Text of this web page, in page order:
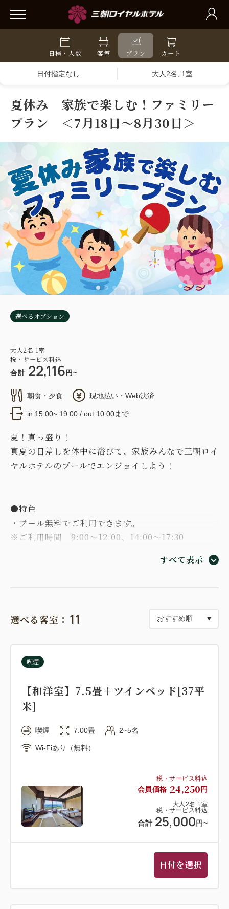
日程・人数 客室 プラン カート
日付指定なし 大人2名, 1室
夏休み 家族で楽しむ！ファミリー
プラン ＜7月18日～8月30日＞
選べるオプション
大人2名 1室
税・サービス料込
合計 22,116 円~
朝食・夕食 現地払い・Web決済
in 15:00~ 19:00 / out 10:00まで
夏！真っ盛り！
真夏の日差しを体中に浴びて、家族みんなで三朝ロイ
ヤルホテルのプールでエンジョイしよう！
●特色
・プール無料でご利用できます。
※ご利用時間 9:00～12:00、14:00～17:30
・家族ゲーム無料貸し出し ※当日先着順
・ご希望の際はご予約時に下記より希望開始時間をお
＜15:00～23:00、翌朝6:00～8:00まで毎時00分より
●ご夕食＜ご利用時間 17:30～21:00＞
ソフトドリンク飲み放題付き「ロイヤルビュッフェ」
※ご夕食時間は下記よりご希望開始時間をご予約時又
は前日までにご連絡ください
＜17:30/17:45/18:00/18:15/18:30/19:15/19:30＞
●ご朝食＜ご利用時間 7:00～9:00＞
レストランにて20品以上の和洋バイキング
すべて表示
選べる客室： 11
税・サービス料込
会員価格 24,250 円
大人 2名 1室
税・サービス料込
合計 25,000 円~
喫煙
【和洋室】7.5畳＋ツインベッド[37平
米]
喫煙 7.00畳 2~5名
Wi-Fiあり（無料）
日付を選択